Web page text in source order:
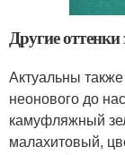
Другие оттенки
Актуальны
неонового до
камуфляжный
малахитовый,